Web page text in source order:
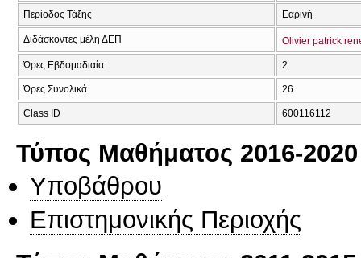
Περίοδος Τάξης Εαρινή
Διδάσκοντες μέλη ΔΕΠ Olivier patrick
Ώρες Εβδομαδιαία 2
Ώρες Συνολικά 26
Class ID 600116112
Τύπος Μαθήματος 2016-2020
Υποβάθρου
Επιστημονικής Περιοχής